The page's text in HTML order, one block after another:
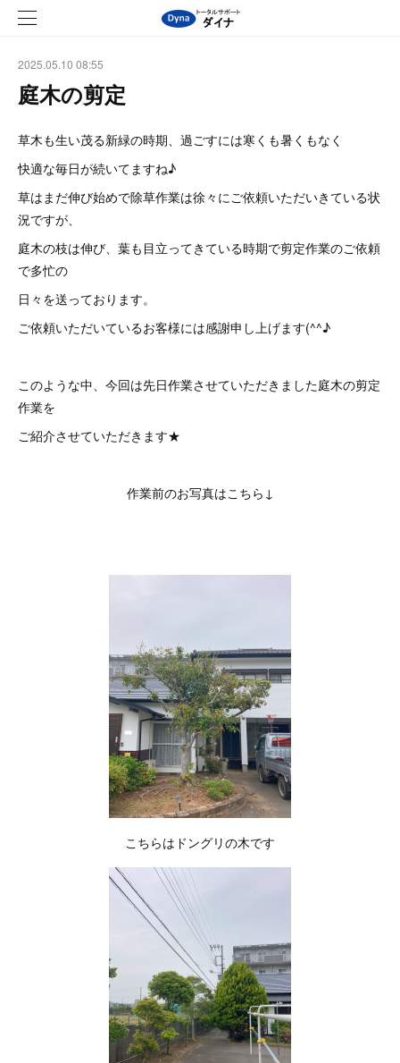
2025.05.10 08:55
庭木の剪定
草木も生い茂る新緑の時期、過ごすには寒くも暑くもなく
快適な毎日が続いてますね♪
草はまだ伸び始めで除草作業は徐々にご依頼いただいきている状
況ですが、
庭木の枝は伸び、葉も目立ってきている時期で剪定作業のご依頼
で多忙の
日々を送っております。
ご依頼いただいているお客様には感謝申し上げます(^^♪
このような中、今回は先日作業させていただきました庭木の剪定
作業を
ご紹介させていただきます★
作業前のお写真はこちら↓
こちらはドングリの木です